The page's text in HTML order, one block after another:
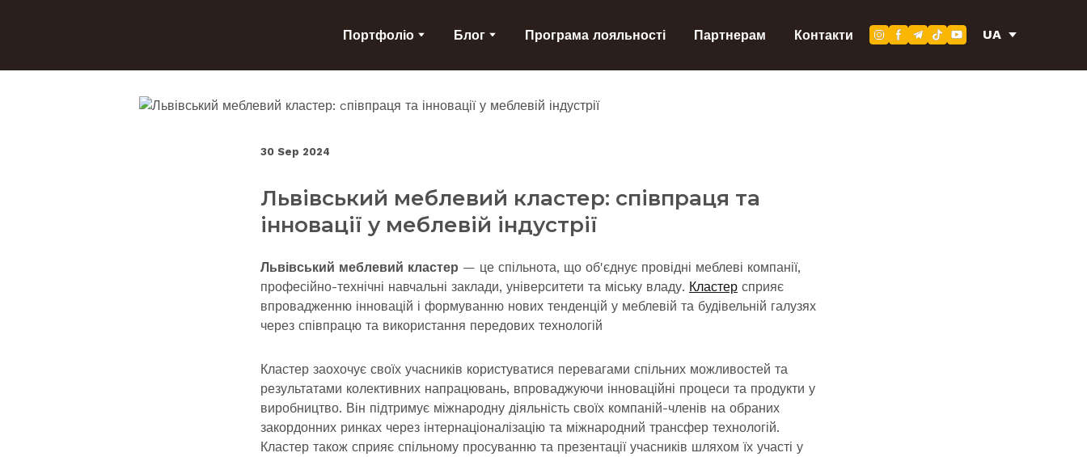
Портфоліо Блог Програма лояльності Партнерам Контакти UA
30 Sep 2024
Львівський меблевий кластер: cпівпраця та
інновації у меблевій індустрії
Львівський меблевий кластер — це спільнота, що об'єднує провідні меблеві компанії,
професійно-технічні навчальні заклади, університети та міську владу. Кластер сприяє
впровадженню інновацій і формуванню нових тенденцій у меблевій та будівельній галузях
через співпрацю та використання передових технологій
Кластер заохочує своїх учасників користуватися перевагами спільних можливостей та
результатами колективних напрацювань, впроваджуючи інноваційні процеси та продукти у
виробництво. Він підтримує міжнародну діяльність своїх компаній-членів на обраних
закордонних ринках через інтернаціоналізацію та міжнародний трансфер технологій.
Кластер також сприяє спільному просуванню та презентації учасників шляхом їх участі у